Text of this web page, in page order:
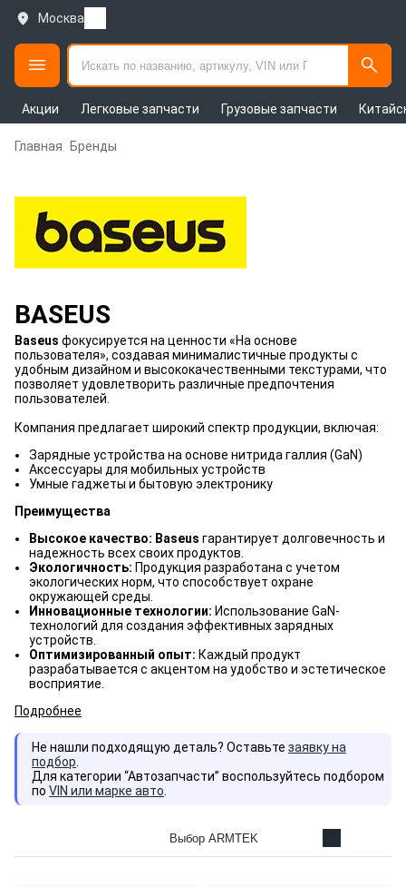
Москва
Акции Легковые запчасти Грузовые запчасти
Главная Бренды
BASEUS
Baseus фокусируется на ценности «На основе
пользователя», создавая минималистичные продукты с
удобным дизайном и высококачественными текстурами, что
позволяет удовлетворить различные предпочтения
пользователей.
Компания предлагает широкий спектр продукции, включая:
Зарядные устройства на основе нитрида галлия (GaN)
Аксессуары для мобильных устройств
Умные гаджеты и бытовую электронику
Преимущества
Высокое качество: Baseus гарантирует долговечность и
надежность всех своих продуктов.
Экологичность: Продукция разработана с учетом
экологических норм, что способствует охране
окружающей среды.
Инновационные технологии: Использование GaN-
технологий для создания эффективных зарядных
устройств.
Оптимизированный опыт: Каждый продукт
разрабатывается с акцентом на удобство и эстетическое
восприятие.
Подробнее
Не нашли подходящую деталь? Оставьте заявку на
подбор
Для категории “Автозапчасти” воспользуйтесь подбором
по VIN или марке авто
Выбор ARMTEK